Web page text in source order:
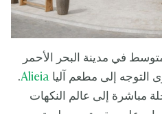
في مدينة البحر الأحمر
التوجه إلى مطعم آليا Alieia
.
مباشرة إلى عالم النكهات